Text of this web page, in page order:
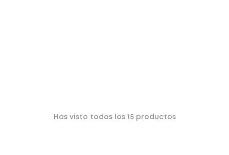
Has visto todos los 15productos